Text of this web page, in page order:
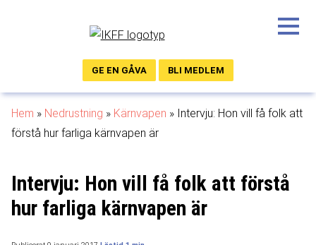
BLI MEDLEM
GE EN GÅVA
Hem » Nedrustning » Kärnvapen » Intervju: Hon vill få folk att
förstå hur farliga kärnvapen är
Intervju: Hon vill få folk att förstå
hur farliga kärnvapen är